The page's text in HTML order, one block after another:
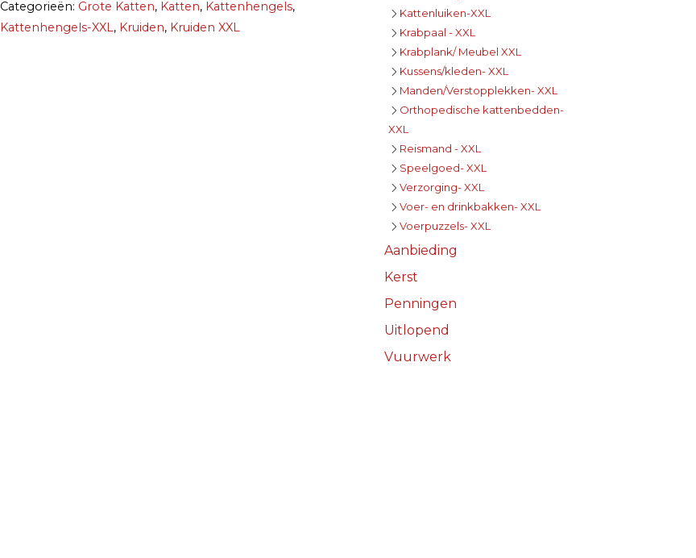
Categorieën: Grote Katten, Katten, Kattenhengels,
Kattenhengels-XXL, Kruiden, Kruiden XXL
Kattenluiken-XXL
Krabpaal - XXL
Krabplank/ Meubel XXL
Kussens/kleden- XXL
Manden/Verstopplekken- XXL
Orthopedische kattenbedden-
XXL
Reismand - XXL
Speelgoed- XXL
Verzorging- XXL
Voer- en drinkbakken- XXL
Voerpuzzels- XXL
Aanbieding
Kerst
Penningen
Uitlopend
Vuurwerk